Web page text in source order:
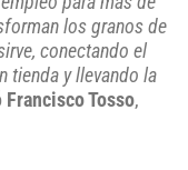
los granos de
conectando el
tienda y llevando la
Francisco Tosso,